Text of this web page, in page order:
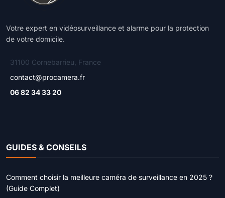
Votre expert en vidéosurveillance et alarme pour la protection
de votre domicile.
31100 Cornebarrieu, France
contact@procamera.fr
06 82 34 33 20
GUIDES & CONSEILS
Comment choisir la meilleure caméra de surveillance en 2025 ?
(Guide Complet)